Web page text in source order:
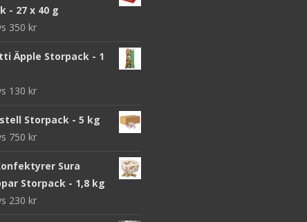
- 27 x 40 g
350 kr
Äpple Storpack - 1
130 kr
Storpack - 5 kg
750 kr
Sura
Storpack - 1,8 kg
230 kr